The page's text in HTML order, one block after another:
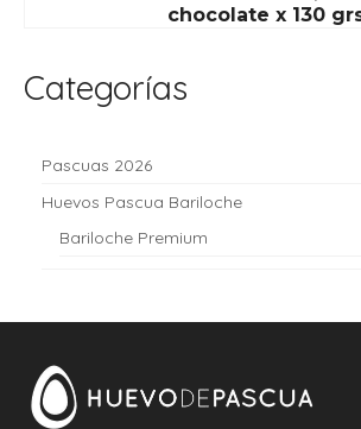
chocolate x 130
Categorías
Pascuas 2026
Huevos Pascua Bariloche
Bariloche Premium